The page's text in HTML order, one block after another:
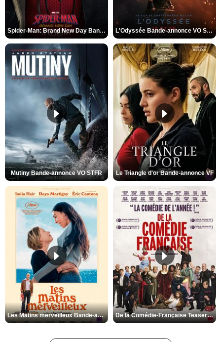
Spider-Man: Brand New Day Bande-annonce VO STFR L'Odyssée Bande-annonce VO STFR
Mutiny Bande-annonce VO STFR Le Triangle d'or Bande-annonce VF
Les Matins merveilleux Bande-annonce VF De la Comédie-Française Teaser VF